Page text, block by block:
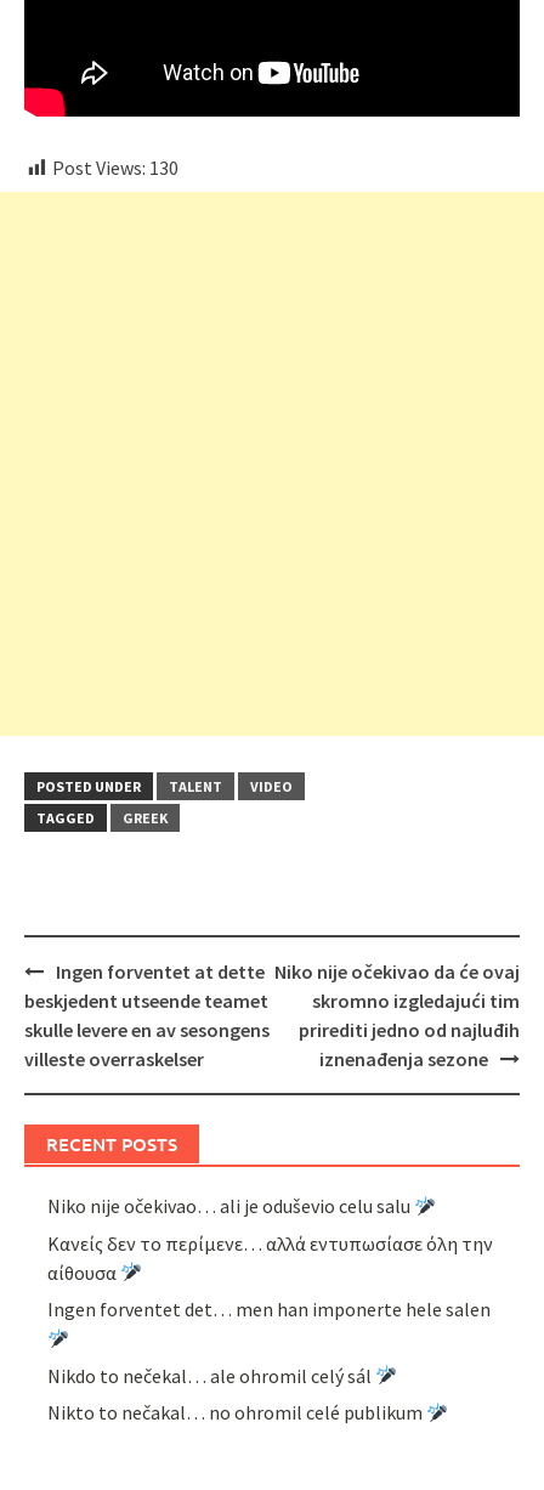
Post Views: 130
POSTED UNDER TALENT
VIDEO
TAGGED
GREEK
Post
navigation
Ingen forventet at dette
beskjedent utseende teamet
skulle levere en av sesongens
villeste overraskelser
Niko nije očekivao da će ovaj
skromno izgledajući tim
prirediti jedno od najluđih
iznenađenja sezone
RECENT POSTS
Niko nije očekivao… ali je oduševio celu salu
Κανείς δεν το περίμενε… αλλά εντυπωσίασε όλη την
αίθουσα
Ingen forventet det… men han imponerte hele salen
Nikdo to nečekal… ale ohromil celý sál
Nikto to nečakal… no ohromil celé publikum